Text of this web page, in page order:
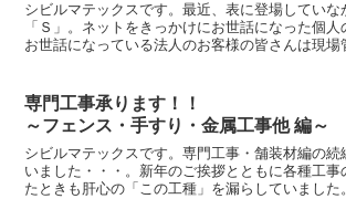
シビルマテックスです。最近、表に登場していな
「Ｓ」。ネットをきっかけにお世話になった個
お世話になっている法人のお客様の皆さんは現場
専門工事承ります！！
～フェンス・手すり・金属工事他 編～
シビルマテックスです。専門工事・舗装材編の続
いました・・・。新年のご挨拶とともに各種工事
たときも肝心の「この工種」を漏らしていました